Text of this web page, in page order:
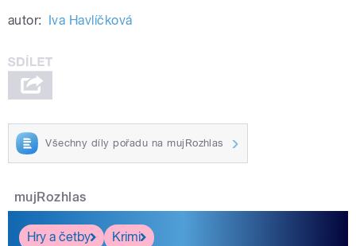
autor: Iva Havlíčková
Všechny díly pořadu na mujRozhlas
mujRozhlas
Hry a četby
Krimi